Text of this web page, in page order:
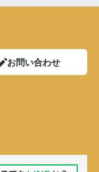
お問い合わせ